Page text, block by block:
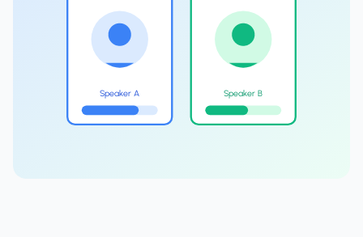
Speaker A Speaker B